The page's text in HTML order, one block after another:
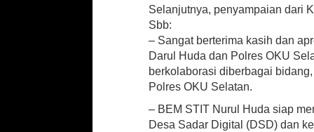
Selanjutnya, penyampaian dari
Sbb:
– Sangat berterima kasih dan
Darul Huda dan Polres OKU
berkolaborasi diberbagai
Polres OKU Selatan.
– BEM STIT Nurul Huda siap
Desa Sadar Digital (DSD) dan